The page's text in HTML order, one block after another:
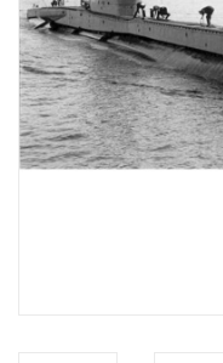
NIEUWE TIJDSCHRIFTEN
ABONNEMENT DE
MODELBOUWER